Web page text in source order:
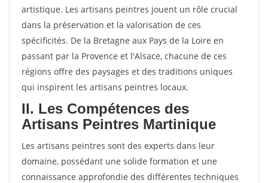
artistique. Les artisans peintres jouent un rôle crucial
dans la préservation et la valorisation de ces
spécificités. De la Bretagne aux Pays de la Loire en
passant par la Provence et l'Alsace, chacune de ces
régions offre des paysages et des traditions uniques
qui inspirent les artisans peintres locaux.
II. Les Compétences des
Artisans Peintres Martinique
Les artisans peintres sont des experts dans leur
domaine, possédant une solide formation et une
connaissance approfondie des différentes techniques